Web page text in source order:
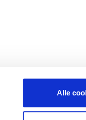
Alle
Ermerveen 17